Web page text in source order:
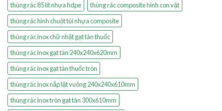
thùng rác 85 lít nhựa hdpe
thùng rác composite hình con vật
thùng rác hình chuột túi nhựa composite
thùng rác inox chữ nhật gạt tàn thuốc
thùng rác inox gạt tàn 240x240x620mm
thùng rác inox gạt tàn thuốc tròn
thùng rác inox nắp lật vuông 240x240x610mm
thùng rác inox tròn gạt tàn 300x610mm